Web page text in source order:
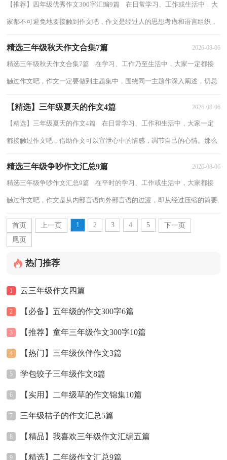
【推荐】四年级优秀作文300字汇编9篇 在日常学习、工作或生活中，大
家都不可避免地要接触到作文吧，作文是经过人的思想考虑和语言组织，
精选三年级秋天作文合集7篇 2026-08-06
精选三年级秋天作文合集7篇 在学习、工作乃至生活中，大家一定都接
触过作文吧，作文一定要做到主题集中，围绕同一主题作深入阐述，切忌
【精选】三年级夏天的作文4篇 2026-08-06
【精选】三年级夏天的作文4篇 在日常学习、工作和生活中，大家一定
都接触过作文吧，借助作文可以宣泄心中的情感，调节自己的心情。那么
精选三年级争吵作文汇总9篇 2026-08-06
精选三年级争吵作文汇总9篇 在平时的学习、工作或生活中，大家都接
触过作文吧，作文是从内部言语向外部言语的过渡，即从经过压缩的简要
的、自己能明白的语言，向开展的、具有规...
首页
上一页 1 2 3 4 5
下一页
尾页
热门推荐
1 云三年级作文四篇
2 【必备】五年级的作文300字6篇
3 【推荐】童年三年级作文300字10篇
4 【热门】三年级伙伴作文3篇
5 学包饺子三年级作文8篇
6 【实用】二年级草的作文锦集10篇
7 三年级桔子的作文汇总5篇
8 【精品】我喜欢三年级作文汇编五篇
9 【精选】二年级作文汇总9篇